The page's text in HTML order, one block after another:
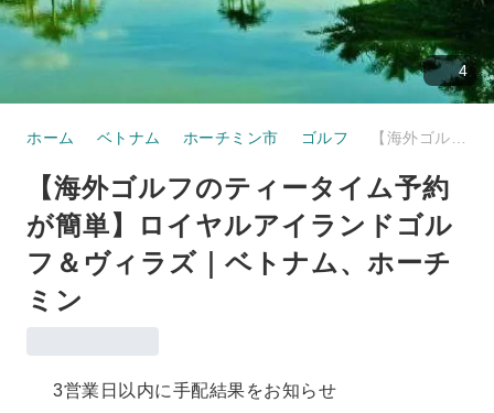
4
ホーム ベトナム ホーチミン市 ゴルフ
【海外ゴルフのティータイム予約
が簡単】ロイヤルアイランドゴル
フ＆ヴィラズ｜ベトナム、ホーチ
ミン
3営業日以内に手配結果をお知らせ